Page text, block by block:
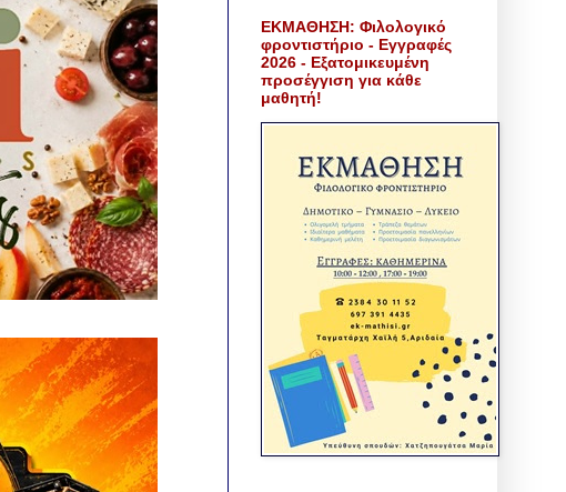
ΕΚΜΑΘΗΣΗ: Φιλολογικό
φροντιστήριο - Εγγραφές
2026 - Εξατομικευμένη
προσέγγιση για κάθε
μαθητή!